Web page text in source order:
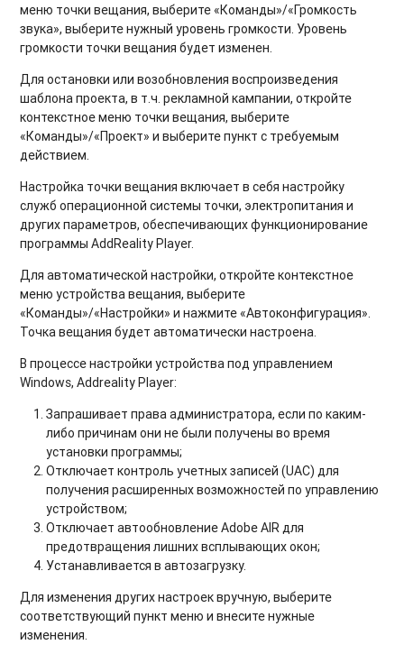
меню точки вещания, выберите «Команды»/«Громкость
звука», выберите нужный уровень громкости. Уровень
громкости точки вещания будет изменен.
Дляостановки или возобновления воспроизведения
шаблона проекта, в т.ч. рекламной кампании, откройте
контекстное меню точки вещания, выберите
«Команды»/«Проект» и выберите пункт с требуемым
действием.
Настройка точки вещания включает в себя настройку
служб операционной системы точки, электропитания и
других параметров, обеспечивающих функционирование
программы AddReality Player.
Дляавтоматической настройки, откройте контекстное
меню устройства вещания, выберите
«Команды»/«Настройки» и нажмите «Автоконфигурация».
Точка вещания будет автоматически настроена.
В процессе настройки устройства под управлением
Windows, Addreality Player:
Запрашивает права администратора, если по каким-
либо причинам они не были получены во время
установки программы;
Отключает контроль учетных записей (UAC) для
получения расширенных возможностей по управлению
устройством;
Отключает автообновление Adobe AIR для
предотвращения лишних всплывающих окон;
Устанавливается в автозагрузку.
Для изменения других настроек вручную, выберите
соответствующий пункт меню и внесите нужные
изменения.